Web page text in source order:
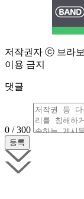
저작권자 ⓒ 브라
이용 금지
댓글
0 / 300